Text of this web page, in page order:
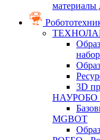
материалы
3D
НАУРОБО -
MGBOT